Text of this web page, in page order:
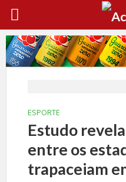
ESPORTE
Estudo
entre os
trapaceiam